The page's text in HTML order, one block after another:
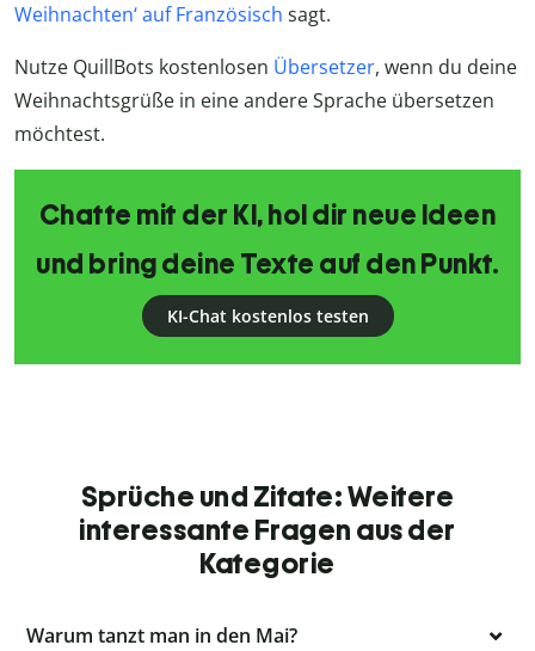
Weihnachten‘ auf Französisch sagt.
Nutze QuillBots kostenlosen Übersetzer, wenn du deine
Weihnachtsgrüße in eine andere Sprache übersetzen
möchtest.
Chatte mit der KI, hol dir neue Ideen
und bring deine Texte auf den Punkt.
KI-Chat kostenlos testen
Sprüche und Zitate: Weitere
interessante Fragen aus der
Kategorie
Warum tanzt man in den Mai?